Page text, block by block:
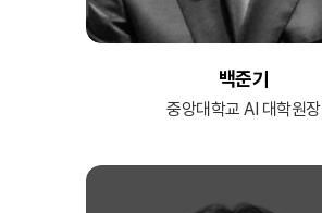
백준기
중앙대학교 AI 대학원장